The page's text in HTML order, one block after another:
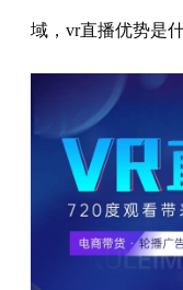
域，vr直播优势是